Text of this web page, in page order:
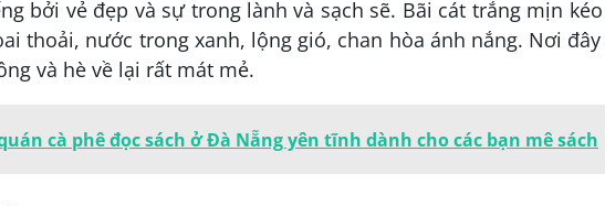
bởi vẻ đẹp và sự trong lành và sạch sẽ. Bãi cát trắng mịn
thoải, nước trong xanh, lộng gió, chan hòa ánh nắng. Nơi
và hè về lại rất mát mẻ.
cà phê đọc sách ở Đà Nẵng yên tĩnh dành cho các bạn mê sách